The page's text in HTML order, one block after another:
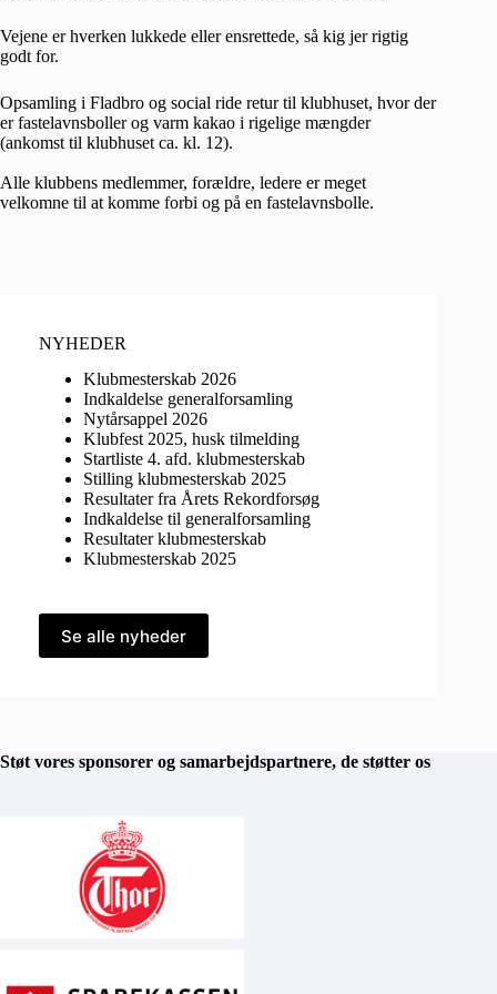
Vejene er hverken lukkede eller ensrettede, så kig jer rigtig
godt for.
Opsamling i Fladbro og social ride retur til klubhuset, hvor der
er fastelavnsboller og varm kakao i rigelige mængder
(ankomst til klubhuset ca. kl. 12).
Alle klubbens medlemmer, forældre, ledere er meget
velkomne til at komme forbi og på en fastelavnsbolle.
NYHEDER
Klubmesterskab 2026
Indkaldelse generalforsamling
Nytårsappel 2026
Klubfest 2025, husk tilmelding
Startliste 4. afd. klubmesterskab
Stilling klubmesterskab 2025
Resultater fra Årets Rekordforsøg
Indkaldelse til generalforsamling
Resultater klubmesterskab
Klubmesterskab 2025
Se alle nyheder
Støt vores sponsorer og samarbejdspartnere, de støtter os